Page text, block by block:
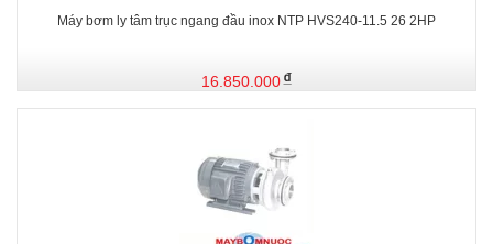
Máy bơm ly tâm trục ngang đầu inox NTP HVS240-11.5 26 2HP
16.850.000